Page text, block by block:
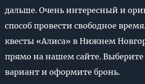
дальше. Очень интересный и
способ провести свободное
квесты «Алиса» в Нижнем
прямо на нашем сайте.
вариант и оформите бронь.